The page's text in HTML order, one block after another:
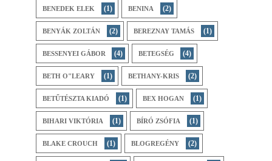
BENEDEK ELEK (1) BENINA (2)
BENYÁK ZOLTÁN (2) BEREZNAY TAMÁS (1)
BESSENYEI GÁBOR (4) BETEGSÉG (4)
BETH O"LEARY (1) BETHANY-KRIS (2)
BETŰTÉSZTA KIADÓ (1) BEX HOGAN (1)
BIHARI ​VIKTÓRIA (1) BÍRÓ ZSÓFIA (1)
BLAKE CROUCH (1) BLOGREGÉNY (2)